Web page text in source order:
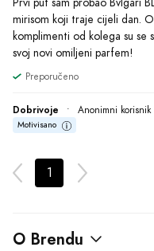
mirisom koji traje cijeli dan.
komplimenti od kolega su se
svoj novi omiljeni parfem!
Preporučeno
Dobrivoje • Anonimni korisnik
Motivisano
1
O Brendu